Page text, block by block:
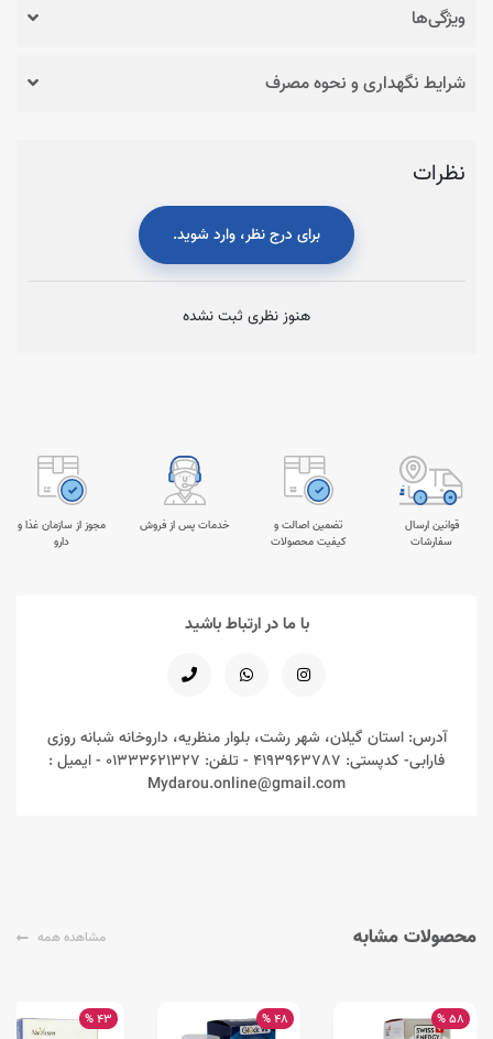
ویژگی‌ها
شرایط نگهداری و نحوه مصرف
نظرات
برای درج نظر، وارد شوید.
هنوز نظری ثبت نشده
قوانین ارسال
سفارشات
تضمین اصالت و
کیفیت محصولات
خدمات پس از فروش
مجوز از سازمان غذا و
دارو
با ما در ارتباط باشید
آدرس: استان گیلان، شهر رشت، بلوار منظریه، داروخانه شبانه روزی
فارابی- کدپستی: 4193963787 - تلفن: 01333621327 - ایمیل :
Mydarou.online@gmail.com
محصولات مشابه مشاهده همه
58 %
48 %
43 %